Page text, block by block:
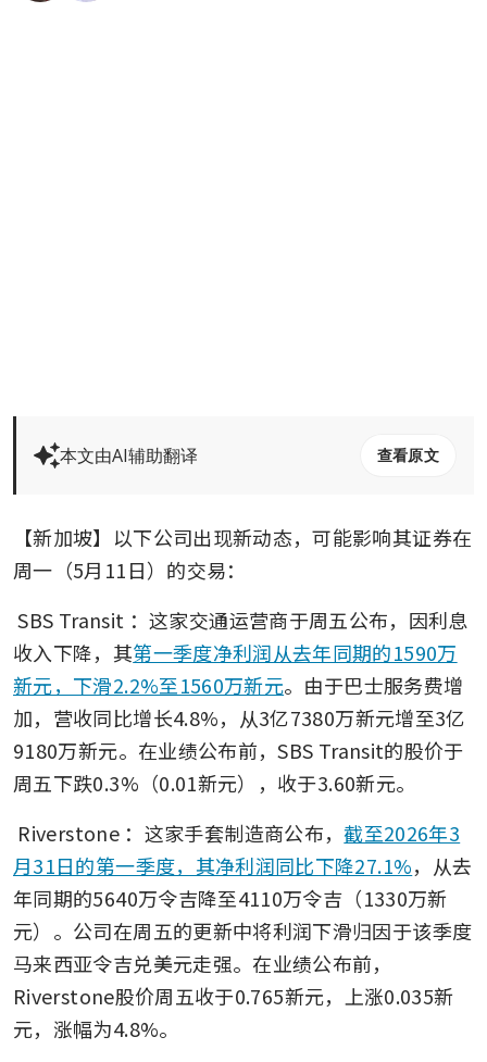
本文由AI辅助翻译 查看原文
【新加坡】以下公司出现新动态，可能影响其证券在
周一（5月11日）的交易：
SBS Transit ：这家交通运营商于周五公布，因利息
收入下降，其第一季度净利润从去年同期的1590万
新元，下滑2.2%至1560万新元。由于巴士服务费增
加，营收同比增长4.8%，从3亿7380万新元增至3亿
9180万新元。在业绩公布前，SBS Transit的股价于
周五下跌0.3%（0.01新元），收于3.60新元。
Riverstone ：这家手套制造商公布，截至2026年3
月31日的第一季度，其净利润同比下降27.1%，从去
年同期的5640万令吉降至4110万令吉（1330万新
元）。公司在周五的更新中将利润下滑归因于该季度
马来西亚令吉兑美元走强。在业绩公布前，
Riverstone股价周五收于0.765新元，上涨0.035新
元，涨幅为4.8%。